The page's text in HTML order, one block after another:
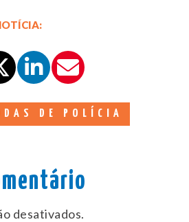
DE POLÍCIA
desativados.